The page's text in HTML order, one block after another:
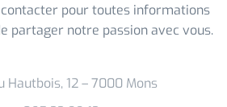
contacter pour toutes informations
partager notre passion avec vous.
Hautbois, 12 – 7000 Mons